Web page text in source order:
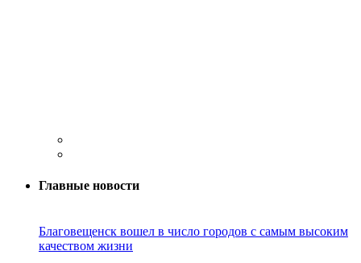
Главные новости
Благовещенск вошел в число городов с самым высоким
качеством жизни